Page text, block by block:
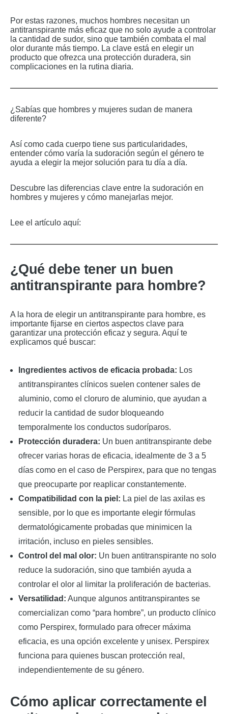
Por estas razones, muchos hombres necesitan un
antitranspirante más eficaz que no solo ayude a controlar
la cantidad de sudor, sino que también combata el mal
olor durante más tiempo. La clave está en elegir un
producto que ofrezca una protección duradera, sin
complicaciones en la rutina diaria.
¿Sabías que hombres y mujeres sudan de manera
diferente?
Así como cada cuerpo tiene sus particularidades,
entender cómo varía la sudoración según el género te
ayuda a elegir la mejor solución para tu día a día.
Descubre las diferencias clave entre la sudoración en
hombres y mujeres y cómo manejarlas mejor.
Lee el artículo aquí:
¿Qué debe tener un buen
antitranspirante para hombre?
A la hora de elegir un antitranspirante para hombre, es
importante fijarse en ciertos aspectos clave para
garantizar una protección eficaz y segura. Aquí te
explicamos qué buscar:
Ingredientes activos de eficacia probada: Los
antitranspirantes clínicos suelen contener sales de
aluminio, como el cloruro de aluminio, que ayudan a
reducir la cantidad de sudor bloqueando
temporalmente los conductos sudoríparos.
Protección duradera: Un buen antitranspirante debe
ofrecer varias horas de eficacia, idealmente de 3 a 5
días como en el caso de Perspirex, para que no tengas
que preocuparte por reaplicar constantemente.
Compatibilidad con la piel: La piel de las axilas es
sensible, por lo que es importante elegir fórmulas
dermatológicamente probadas que minimicen la
irritación, incluso en pieles sensibles.
Control del mal olor: Un buen antitranspirante no solo
reduce la sudoración, sino que también ayuda a
controlar el olor al limitar la proliferación de bacterias.
Versatilidad: Aunque algunos antitranspirantes se
comercializan como “para hombre”, un producto clínico
como Perspirex, formulado para ofrecer máxima
eficacia, es una opción excelente y unisex. Perspirex
funciona para quienes buscan protección real,
independientemente de su género.
Cómo aplicar correctamente el